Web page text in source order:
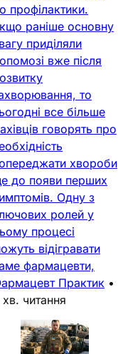
профілактики.
раніше основну
приділяли
вже після
то
все більше
говорять про
хвороби
до появи перших
Одну з
ролей у
процесі
відігравати
фармацевти,
Практик •
читання